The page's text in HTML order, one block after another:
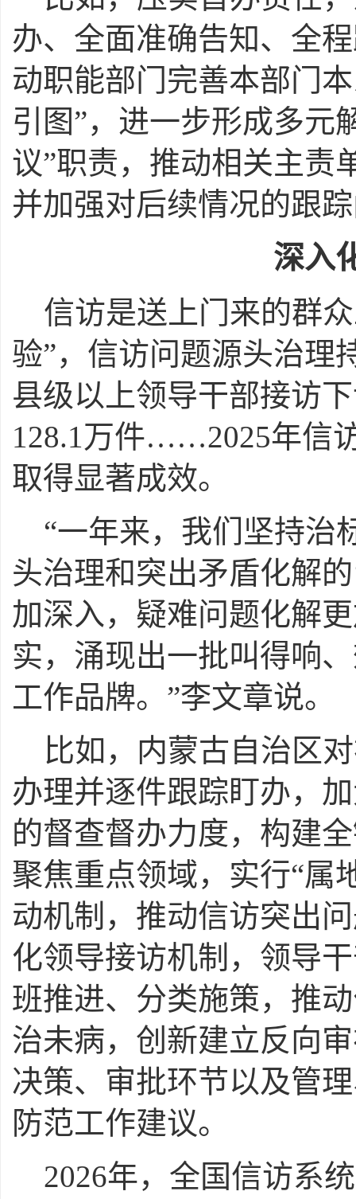
办、全面准确告知、全
动职能部门完善本部门
引图”，进一步形成多元
议”职责，推动相关主责
并加强对后续情况的跟
深入
信访是送上门来的群
验”，信访问题源头治理
县级以上领导干部接访
128.1万件……2025年信
取得显著成效。
“一年来，我们坚持治
头治理和突出矛盾化解
加深入，疑难问题化解
实，涌现出一批叫得响
工作品牌。”李文章说。
比如，内蒙古自治区
办理并逐件跟踪盯办，
的督查督办力度，构建
聚焦重点领域，实行“属
动机制，推动信访突出
化领导接访机制，领导
班推进、分类施策，推
治未病，创新建立反向
决策、审批环节以及管
防范工作建议。
2026年，全国信访系